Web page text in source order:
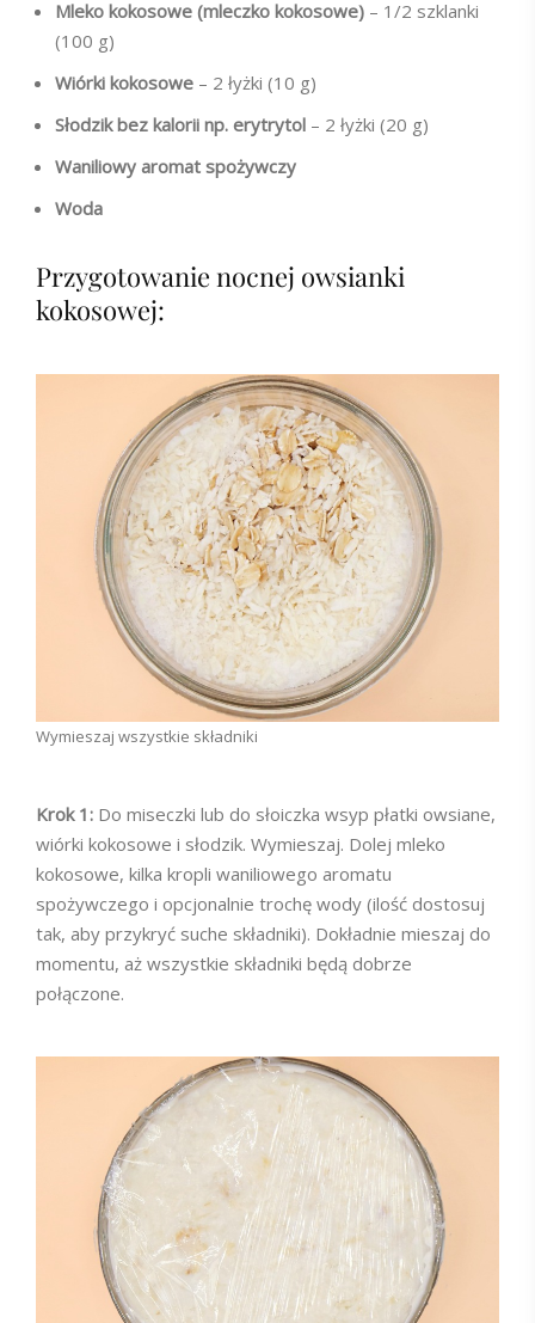
Mleko kokosowe (mleczko kokosowe) – 1/2 szklanki
(100 g)
Wiórki kokosowe – 2 łyżki (10 g)
Słodzik bez kalorii np. erytrytol – 2 łyżki (20 g)
Waniliowy aromat spożywczy
Woda
Przygotowanie nocnej owsianki
kokosowej:
Wymieszaj wszystkie składniki
Krok 1: Do miseczki lub do słoiczka wsyp płatki owsiane,
wiórki kokosowe i słodzik. Wymieszaj. Dolej mleko
kokosowe, kilka kropli waniliowego aromatu
spożywczego i opcjonalnie trochę wody (ilość dostosuj
tak, aby przykryć suche składniki). Dokładnie mieszaj do
momentu, aż wszystkie składniki będą dobrze
połączone.